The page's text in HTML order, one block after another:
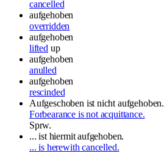
cancelled
aufgehoben
overridden
aufgehoben
lifted up
aufgehoben
anulled
aufgehoben
rescinded
Aufgeschoben ist nicht aufgehoben.
Forbearance is not acquittance.
Sprw.
... ist hiermit aufgehoben.
... is herewith cancelled.